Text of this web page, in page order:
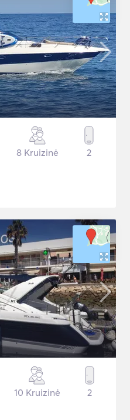
8 Kruizinė 2
10 Kruizinė 2